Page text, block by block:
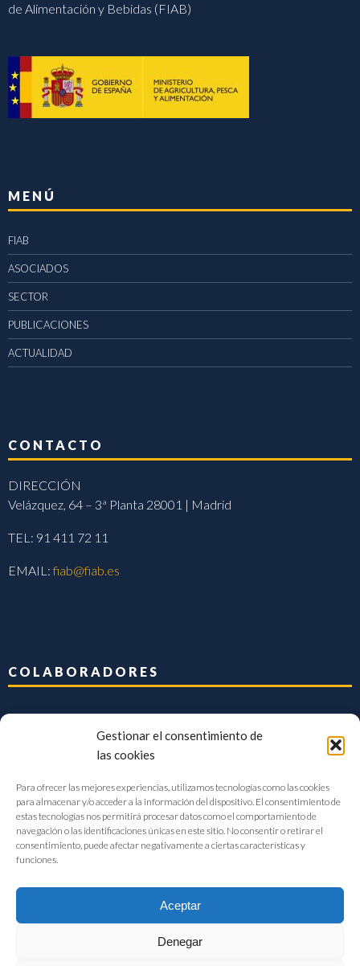
Gestionar el consentimiento de
las cookies
Para ofrecer las mejores experiencias, utilizamos tecnologías como las cookies
para almacenar y/o acceder a la información del dispositivo. El consentimiento de
estas tecnologías nos permitirá procesar datos como el comportamiento de
navegación o las identificaciones únicas en este sitio. No consentir o retirar el
consentimiento, puede afectar negativamente a ciertas características y
funciones.
Aceptar
Denegar
de Alimentación y Bebidas (FIAB)
MENÚ
FIAB
ASOCIADOS
SECTOR
PUBLICACIONES
ACTUALIDAD
CONTACTO
DIRECCIÓN
Velázquez, 64 – 3ª Planta 28001 | Madrid
TEL: 91 411 72 11
EMAIL:fiab@fiab.es
COLABORADORES